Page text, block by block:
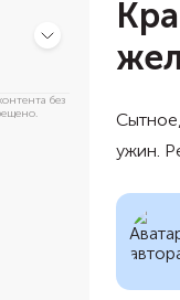
без
ужин.